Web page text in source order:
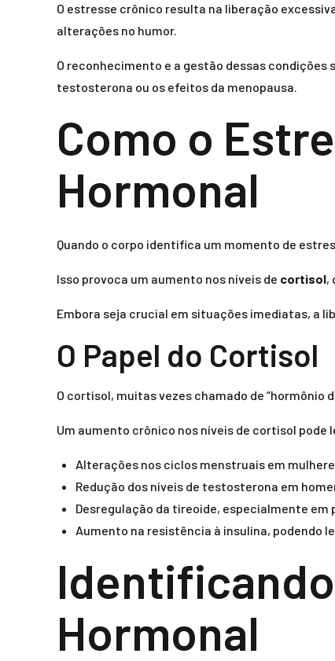
O estresse crônico resulta na liberação
alterações no humor.
O reconhecimento e a gestão dessas
testosterona ou os efeitos da menopausa.
Como o
Hormonal
Quando o corpo identifica um momento de
Isso provoca um aumento nos níveis de cortisol,
Embora seja crucial em situações imediatas, a
O Papel do Cortisol
O cortisol, muitas vezes chamado de
Um aumento crônico nos níveis de cortisol pode
Alterações nos ciclos menstruais em
Redução dos níveis de testosterona em
Desregulação da tireoide, especialmente
Aumento na resistência à insulina, podendo
Hormonal